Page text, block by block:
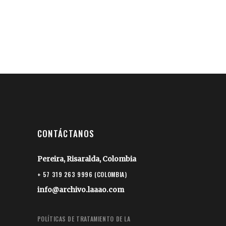
CONTÁCTANOS
Pereira, Risaralda, Colombia
+ 57 319 263 9996 (COLOMBIA)
info@archivo.laaao.com
POLÍTICAS DE TRATAMIENTO DE LA